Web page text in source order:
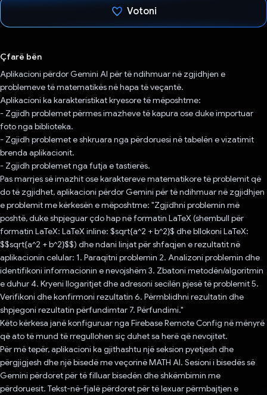
Votoni
Çfarë bën
Aplikacioni përdor Gemini AI për të ndihmuar në zgjidhjen e
problemeve të matematikës në hapa të veçantë.
Aplikacioni ka karakteristikat kryesore të mëposhtme:
- Zgjidh problemet përmes imazheve të kapura ose duke importuar
foto nga biblioteka.
- Zgjidh problemet e shkruara nga përdoruesi në tabelën e vizatimit
brenda aplikacionit.
- Zgjidh problemet nga futja e tastierës.
Pas marrjes së imazhit ose karaktereve matematikore të problemit që
do të zgjidhet, aplikacioni përdor Gemini për të ndihmuar në zgjidhjen
e problemit me kërkesën e mëposhtme: "Zgjidhni problemin më
poshtë, duke shpjeguar çdo hap në formatin LaTeX (shembull për
formatin LaTeX: LaTeX inline: $sqrt{a^2 + b^2}$ dhe bllokoni LaTeX:
$$sqrt{a^2 + b^2}$$) dhe ndani linjat për shfaqjen e rezultatit në
aplikacionin celular: 1. Paraqitni problemin 2. Analizoni problemin dhe
identifikoni informacionin e nevojshëm 3. Zbatoni metodën/algoritmin
e duhur 4. Kryeni llogaritjet dhe adresoni secilën pjesë të problemit 5.
Verifikoni dhe konfirmoni rezultatin 6. Përmblidhni rezultatin dhe
shpjegoni rezultatin përfundimtar 7. Përfundimi."
Këto kërkesa janë konfiguruar nga Firebase Remote Config në mënyrë
që ato të mund të rregullohen siç duhet sa herë që nevojitet.
Për më tepër, aplikacioni ka gjithashtu një seksion pyetjesh dhe
përgjigjesh dhe një bisedë me veçorinë MATH AI. Sesioni i bisedës së
Gemini përdoret për të filluar bisedën dhe shkëmbimin me
përdoruesit. Tekst-në-fjalë përdoret për të lexuar përmbajtjen e